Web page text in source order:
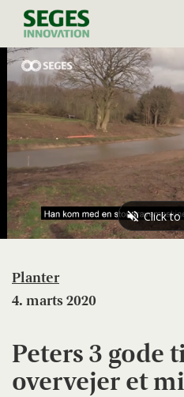
Planter
4. marts 2020
Peters 3 gode
overvejer et